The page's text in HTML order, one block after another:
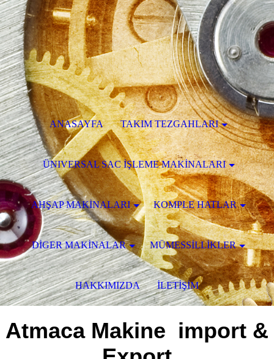
Atmaca Makine import &
ANASAYFA TAKIM TEZGAHLARI
ÜNIVERSAL SAC İŞLEME MAKİNALARI
AHŞAP MAKİNALARI KOMPLE HATLAR
DİGER MAKİNALAR MÜMESSİLLİKLER
HAKKIMIZDA İLETİŞİM